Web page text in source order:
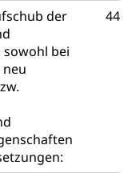
der
bei
44